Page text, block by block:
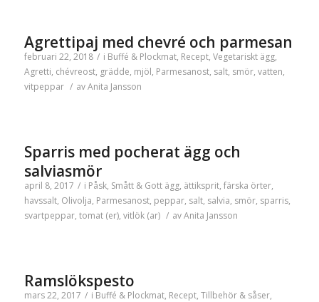
Agrettipaj med chevré och parmesan
februari 22, 2018 / i Buffé & Plockmat, Recept, Vegetariskt ägg,
Agretti, chévreost, grädde, mjöl, Parmesanost, salt, smör, vatten,
vitpeppar / avAnita Jansson
Sparris med pocherat ägg och
salviasmör
april 8, 2017 / i Påsk, Smått & Gott ägg, ättiksprit, färska örter,
havssalt, Olivolja, Parmesanost, peppar, salt, salvia, smör, sparris,
svartpeppar, tomat (er), vitlök (ar) / avAnita Jansson
Ramslökspesto
mars 22, 2017 / i Buffé & Plockmat, Recept, Tillbehör & såser,